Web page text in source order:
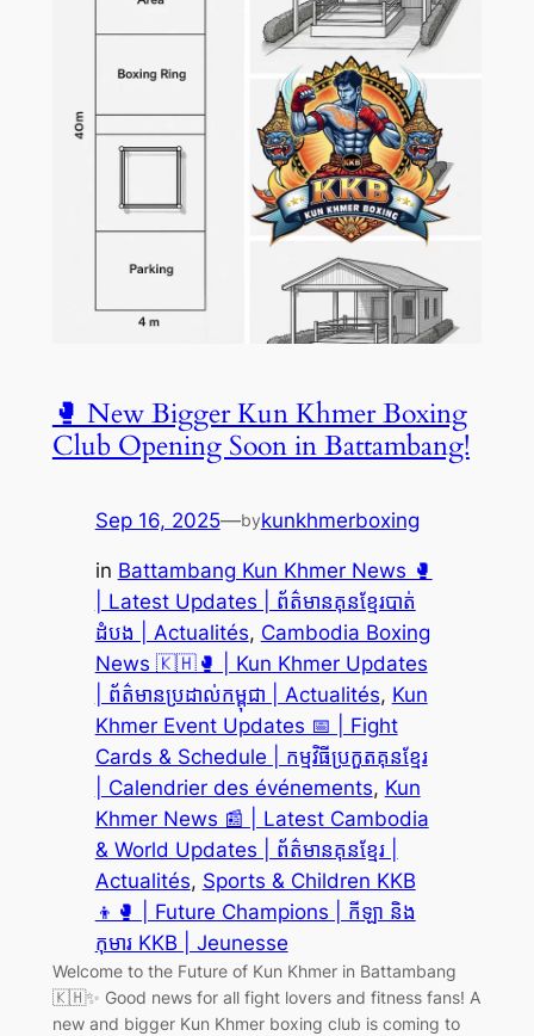
🥊 New Bigger Kun Khmer Boxing
Club Opening Soon in Battambang!
Sep 16, 2025—bykunkhmerboxing
in Battambang Kun Khmer News 🥊
| Latest Updates | ព័ត៌មានគុនខ្មែរបាត់
ដំបង | Actualités, Cambodia Boxing
News 🇰🇭🥊 | Kun Khmer Updates
| ព័ត៌មានប្រដាល់កម្ពុជា | Actualités, Kun
Khmer Event Updates 📅 | Fight
Cards & Schedule | កម្មវិធីប្រកួតគុនខ្មែរ
| Calendrier des événements, Kun
Khmer News 📰 | Latest Cambodia
& World Updates | ព័ត៌មានគុនខ្មែរ |
Actualités, Sports & Children KKB
👦🥊 | Future Champions | កីឡា និង
កុមារ KKB | Jeunesse
Welcome to the Future of Kun Khmer in Battambang
🇰🇭✨ Good news for all fight lovers and fitness fans! A
new and bigger Kun Khmer boxing club is coming to